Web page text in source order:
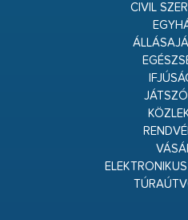
CIVIL